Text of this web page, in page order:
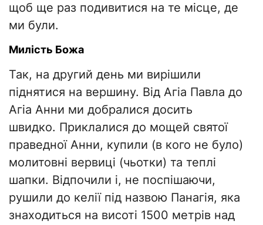
щоб ще раз подивитися на те місце, де
ми були.
Милість Божа
Так, на другий день ми вирішили
піднятися на вершину. Від Агіа Павла до
Агіа Анни ми добралися досить
швидко. Приклалися до мощей святої
праведної Анни, купили (в кого не було)
молитовні вервиці (чьотки) та теплі
шапки. Відпочили і, не поспішаючи,
рушили до келії під назвою Панагія, яка
знаходиться на висоті 1500 метрів над